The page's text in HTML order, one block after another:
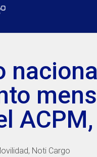
, Noti Cargo